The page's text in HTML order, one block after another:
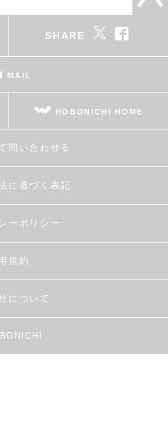
SHARE
MAIL
HOBONICHI HOME
問い合わせる
に基づく表記
ーポリシー
規約
について